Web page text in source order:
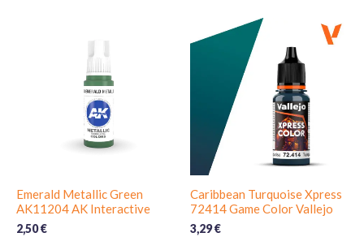
Emerald Metallic Green
AK11204 AK Interactive
2,50€
Caribbean Turquoise Xpress
72414 Game Color Vallejo
3,29€